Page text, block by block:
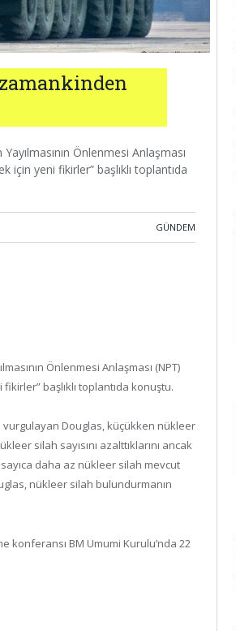
Önlenmesi Anlaşması
için yeni fikirler” başlıklı toplantıda
GÜNDEM
Önlenmesi Anlaşması (NPT)
başlıklı toplantıda konuştu.
vurgulayan Douglas, küçükken nükleer
silah sayısını azalttıklarını ancak
daha az nükleer silah mevcut
nükleer silah bulundurmanın
konferansı BM Umumi Kurulu’nda 22